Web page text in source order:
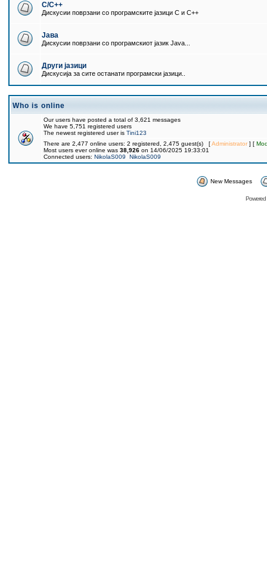
C/C++
Дискусии поврзани со програмските јазици C и C++
Јава
Дискусии поврзани со програмскиот јазик Java...
Други јазици
Дискусија за сите останати програмски јазици..
Who is online
Our users have posted a total of 3,621 messages
We have 5,751 registered users
The newest registered user is Tini123
There are 2,477 online users: 2 registered, 2,475 guest(s) [Administrator] [
Most users ever online was 38,926 on 14/06/2025 19:33:01
Connected users: NikolaS009 NikolaS009
New Messages